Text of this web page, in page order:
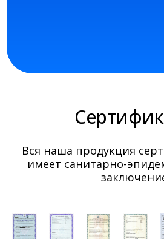
Вся наша продукция
имеет санитарно-